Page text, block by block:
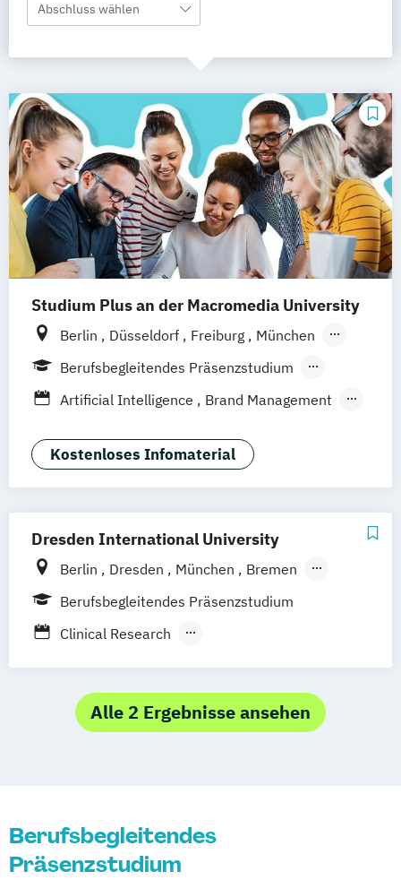
Abschluss wählen
Studium Plus an der Macromedia University
Berlin Düsseldorf Freiburg
München
Stuttgart
Frankfurt am Main
Hamburg
Berufsbegleitendes Präsenzstudium
Blended Learning
Artificial Intelligence
Brand Management
Digital Product Design
Eventmanagement Fashion Management
Medien- und Kommunikationsmanagement
Medien- und Werbepsychologie
Musikmanagement
Kostenloses Infomaterial
Dresden International University
Berlin Dresden München
Bremen
Hamburg
Leipzig Nürnberg
Köln
Berufsbegleitendes Präsenzstudium
Clinical Research
Human Communication -
Kommunikationspsychologie und
Management
Krankenhauspharmazie
Alle 2 Ergebnisse ansehen
Berufsbegleitendes
Präsenzstudium